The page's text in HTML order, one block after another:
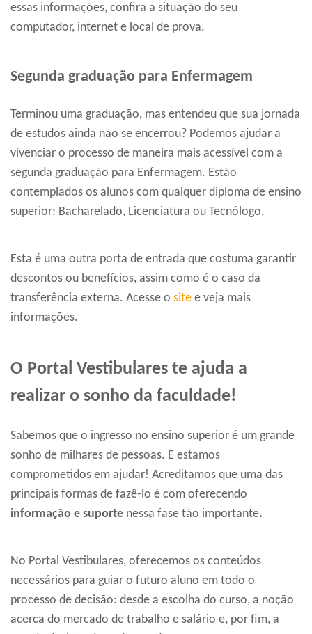
essas informações, confira a situação do seu
computador, internet e local de prova.
Segunda graduação para Enfermagem
Terminou uma graduação, mas entendeu que sua jornada
de estudos ainda não se encerrou? Podemos ajudar a
vivenciar o processo de maneira mais acessível com a
segunda graduação para Enfermagem. Estão
contemplados os alunos com qualquer diploma de ensino
superior: Bacharelado, Licenciatura ou Tecnólogo.
Esta é uma outra porta de entrada que costuma garantir
descontos ou benefícios, assim como é o caso da
transferência externa. Acesse o site e veja mais
informações.
O Portal Vestibulares te ajuda a
realizar o sonho da faculdade!
Sabemos que o ingresso no ensino superior é um grande
sonho de milhares de pessoas. E estamos
comprometidos em ajudar! Acreditamos que uma das
principais formas de fazê-lo é com oferecendo
informação e suporte nessa fase tão importante.
No Portal Vestibulares, oferecemos os conteúdos
necessários para guiar o futuro aluno em todo o
processo de decisão: desde a escolha do curso, a noção
acerca do mercado de trabalho e salário e, por fim, a